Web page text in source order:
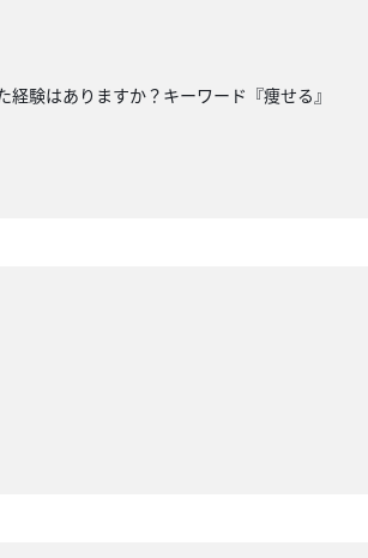
験はありますか？キーワード『痩せる』